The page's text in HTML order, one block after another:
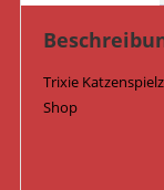
Trixie
Shop